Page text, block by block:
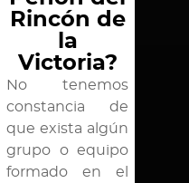
Rincón de
la
Victoria?
No tenemos
constancia de
que exista algún
grupo o equipo
formado en el